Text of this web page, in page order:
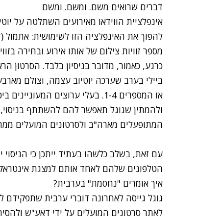
דברים שרואים משם. ומשם. ומשם
אינפלציית הווידאו מאירועים השתלטה על
להפוך את האינפלציה הזו לשימושית:
מספר זוויות צילום של אותו אירוע ובחירה
כרגע, כאמור, מדובר בניסיון בלבד. הסרטון
ביילי בערב שערכה יוטיוב עצמה, וצולם
או המספרים 1-4. בעלי ערוצים
ולהמתין שגוגל תאפשר להם להשתתף
המתופעלים מארה"ב ולסרטונים המועלים
עם זאת, בשלב כלשהו בעתיד ייתכן כי
הטלפונים שלהם לאחד אותם למצגת
איך אומרים "נחסמת" בערבית?
גוגל גייסה לאחרונה דוברי ערבית שתפקידם
לאתר סרטונים המועלים על ידי דאע"ש